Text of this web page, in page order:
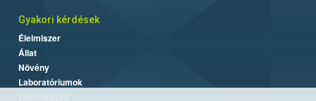
Gyakori kérdések
Élelmiszer
Állat
Növény
Laboratóriumok